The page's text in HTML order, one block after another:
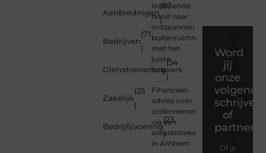
Aanbiedingen
(87
)
Bedrijven
(71
)
Dienstverlening
(34
)
Zakelijk
(25
)
Bedrijfsvoering
(23
)
loslopende
hond naar
ontspannen
buitenruimte
met het
juiste
hekwerk
Financieel
advies voor
ondernemers
via een
assurantiekantoor
in Arnhem
Word
jij
onze
volgende
schrijver
of
partner?
Of je